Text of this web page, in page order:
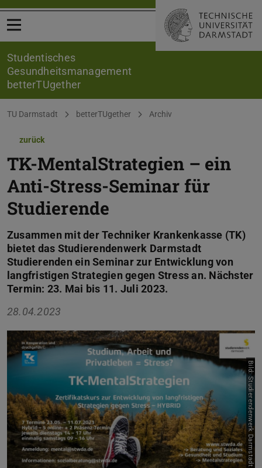
Menü öffnen
Studentisches
Gesundheitsmanagement
betterTUgether
Sie befinden sich hier:
TU Darmstadt betterTUgether Archiv
zurück
TK-MentalStrategien – ein
Anti-Stress-Seminar für
Studierende
Zusammen mit der Techniker Krankenkasse (TK)
bietet das Studierendenwerk Darmstadt
Studierenden ein Seminar zur Entwicklung von
langfristigen Strategien gegen Stress an. Nächster
Termin: 23. Mai bis 11. Juli 2023.
28.04.2023
Bild: Studierendenwerk Darmstadt